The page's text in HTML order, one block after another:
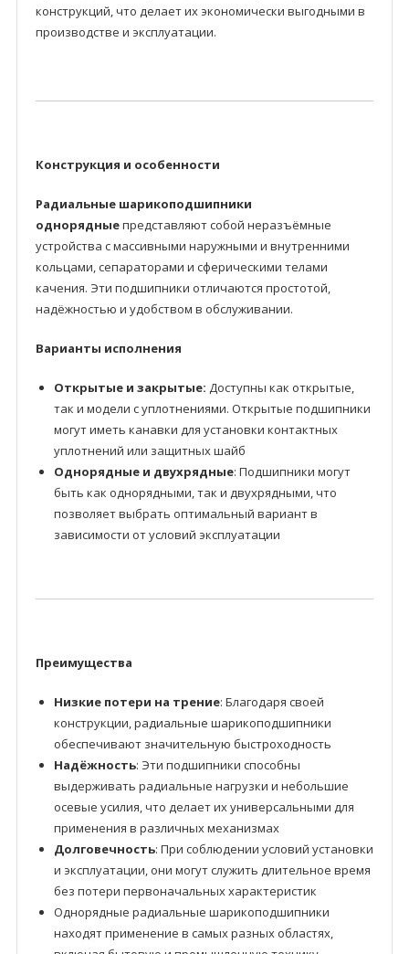
конструкций, что делает их экономически выгодными в
производстве и эксплуатации.
Конструкция и особенности
Радиальные шарикоподшипники
однорядныепредставляют собой неразъёмные
устройства с массивными наружными и внутренними
кольцами, сепараторами и сферическими телами
качения. Эти подшипники отличаются простотой,
надёжностью и удобством в обслуживании.
Варианты исполнения
Открытые и закрытые: Доступны как открытые,
так и модели с уплотнениями. Открытые подшипники
могут иметь канавки для установки контактных
уплотнений или защитных шайб
Однорядные и двухрядные: Подшипники могут
быть как однорядными, так и двухрядными, что
позволяет выбрать оптимальный вариант в
зависимости от условий эксплуатации
Преимущества
Низкие потери на трение: Благодаря своей
конструкции, радиальные шарикоподшипники
обеспечивают значительную быстроходность
Надёжность: Эти подшипники способны
выдерживать радиальные нагрузки и небольшие
осевые усилия, что делает их универсальными для
применения в различных механизмах
Долговечность: При соблюдении условий установки
и эксплуатации, они могут служить длительное время
без потери первоначальных характеристик
Однорядные радиальные шарикоподшипники
находят применение в самых разных областях,